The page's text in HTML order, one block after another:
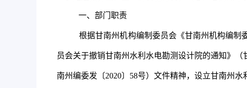
一、部门职责
根据甘南州机构编制委员会《甘南州机构编制
员会关于撤销甘南州水利水电勘测设计院的通知》（
南州编委发〔2020〕 58号）文件精神，设立甘南州水